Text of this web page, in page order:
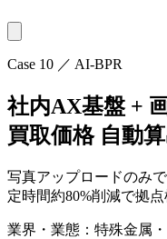
Case 10 ／ AI-BPR
社内AX基盤 +
買取価格 自動算
写真アップロードのみ
定時間約80%削減で拠点
業界・業態： 特殊金属